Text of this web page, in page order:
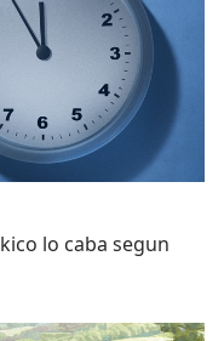
lo caba segun